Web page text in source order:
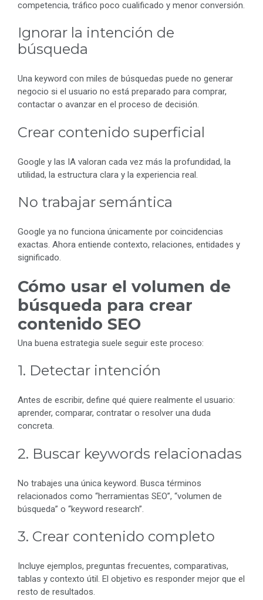
competencia, tráfico poco cualificado y menor conversión.
Ignorar la intención de
búsqueda
Una keyword con miles de búsquedas puede no generar
negocio si el usuario no está preparado para comprar,
contactar o avanzar en el proceso de decisión.
Crear contenido superficial
Google y las IA valoran cada vez más la profundidad, la
utilidad, la estructura clara y la experiencia real.
No trabajar semántica
Google ya no funciona únicamente por coincidencias
exactas. Ahora entiende contexto, relaciones, entidades y
significado.
Cómo usar el volumen de
búsqueda para crear
contenido SEO
Una buena estrategia suele seguir este proceso:
1. Detectar intención
Antes de escribir, define qué quiere realmente el usuario:
aprender, comparar, contratar o resolver una duda
concreta.
2. Buscar keywords relacionadas
No trabajes una única keyword. Busca términos
relacionados como “herramientas SEO”, “volumen de
búsqueda” o “keyword research”.
3. Crear contenido completo
Incluye ejemplos, preguntas frecuentes, comparativas,
tablas y contexto útil. El objetivo es responder mejor que el
resto de resultados.